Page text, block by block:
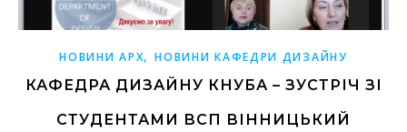
НОВИНИ АРХ,НОВИНИ КАФЕДРИ ДИЗАЙНУ
КАФЕДРА ДИЗАЙНУ КНУБА – ЗУСТРІЧ ЗІ
СТУДЕНТАМИ ВСП ВІННИЦЬКИЙ